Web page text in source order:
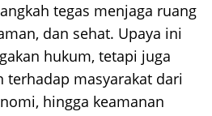
tegas menjaga ruang
dan sehat. Upaya ini
hukum, tetapi juga
masyarakat dari
hingga keamanan